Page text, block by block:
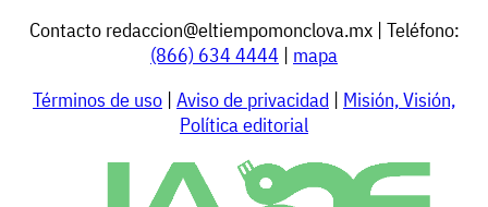
Contacto redaccion@eltiempomonclova.mx| Teléfono:
(866) 634 4444 | mapa
Términos de uso | Aviso de privacidad | Misión, Visión,
Política editorial